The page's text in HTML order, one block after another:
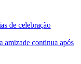
de celebração
amizade continua após